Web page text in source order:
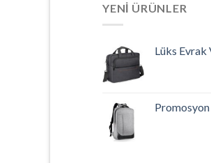
YENI ÜRÜNLER
Lüks Evrak
Promosyon